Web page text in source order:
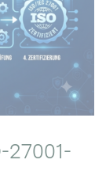
27001-